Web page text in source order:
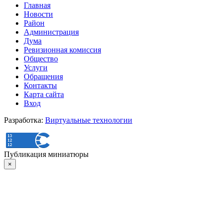
Главная
Новости
Район
Администрация
Дума
Ревизионная комиссия
Общество
Услуги
Обращения
Контакты
Карта сайта
Вход
Разработка: Виртуальные технологии
Публикация миниатюры
×